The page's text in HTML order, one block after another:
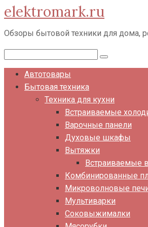
Перейти
к
контенту
elektromark.ru
Обзоры бытовой техники для дома,
Автотовары
Бытовая техника
Техника для кухни
Встраиваемые
Варочные панели
Духовые шкафы
Вытяжки
Встраиваемые
Комбинированные
Микроволновые
Мультиварки
Соковыжималки